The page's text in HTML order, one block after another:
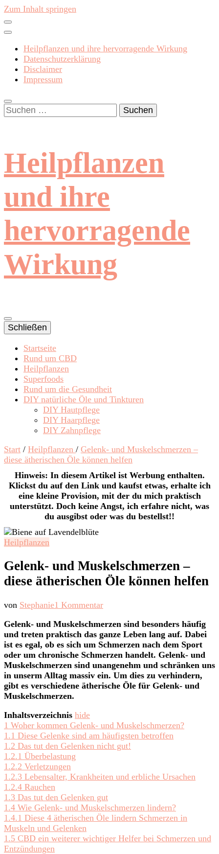
Zum Inhalt springen
Heilpflanzen und ihre hervorragende Wirkung
Datenschutzerklärung
Disclaimer
Impressum
Suchen
nach:
Heilpflanzen
und ihre
hervorragende
Wirkung
Schließen
Startseite
Rund um CBD
Heilpflanzen
Superfoods
Rund um die Gesundheit
DIY natürliche Öle und Tinkturen
DIY Hautpflege
DIY Haarpflege
DIY Zahnpflege
Start / Heilpflanzen / Gelenk- und Muskelschmerzen –
diese ätherischen Öle können helfen
Hinweis: In diesem Artikel ist Werbung enthalten.
Klickst du auf den Link und kaufst etwas, erhalte ich
eine kleine Provision, mit der du mich praktisch
unterstützt. Doch keine Angst, ich erfahre nicht, was
du ausgibst oder was du bestellst!!
Heilpflanzen
Gelenk- und Muskelschmerzen –
diese ätherischen Öle können helfen
von Stephanie1 Kommentarzu
und
Muskelschmerzen
–
diese
ätherischen
Öle
können
Gelenk- und Muskelschmerzen sind besonders häufig
und treten praktisch das ganze Leben lang auf. Dabei
ist es egal, ob es sich um Schmerzen nach dem Sport
oder um chronische Schmerzen handelt. Gelenk- und
Muskelschmerzen sind unangenehm und schränken uns
in unserm Alltag massiv ein. Um dies zu verhindern,
gibt es verschiedene ätherische Öle für Gelenk- und
Muskelschmerzen.
Inhaltsverzeichnis hide
1 Woher kommen Gelenk- und Muskelschmerzen?
1.1 Diese Gelenke sind am häufigsten betroffen
1.2 Das tut den Gelenken nicht gut!
1.2.1 Überbelastung
1.2.2 Verletzungen
1.2.3 Lebensalter, Krankheiten und erbliche Ursachen
1.2.4 Rauchen
1.3 Das tut den Gelenken gut
1.4 Wie Gelenk- und Muskelschmerzen lindern?
1.4.1 Diese 4 ätherischen Öle lindern Schmerzen in
Muskeln und Gelenken
1.5 CBD ein weiterer wichtiger Helfer bei Schmerzen und
Entzündungen